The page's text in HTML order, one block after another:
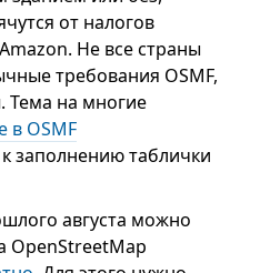
от налогов
Не все страны
требования OSMF,
Тема на многие
в OSMF
заполнению таблички
августа можно
OpenStreetMap